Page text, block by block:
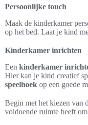
Persoonlijke touch
Maak de kinderkamer
op het bed. Laat je kind
Kinderkamer inrichten
Een kinderkamer
Hier kan je kind creatief
speelhoek op een goede
Begin met het kiezen van
voldoende ruimte heeft